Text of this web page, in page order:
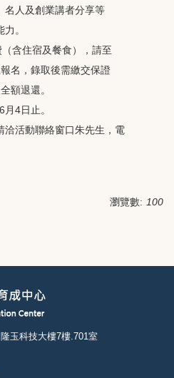
名人及創業講者分享等
。
含住宿及餐食），請至
名，錄取後需繳交保證
額退還。
4日止。
洽活動聯絡窗口朱先生，電
瀏覽數: 100
玉科技大樓7樓.701室